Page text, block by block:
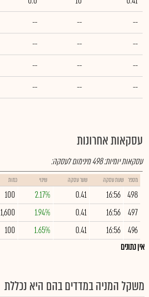
--
--
--
--
--
--
--
--
--
--
--
--
עסקאות אחרונות
עסקאות יומיות:498מינימום לעסקה:
מספר שעת עסקה שער עסקה שינוי כמות
498
16:56
0.41
2.17%
100
497
16:56
0.41
1.94%
1,600
496
16:56
0.41
1.65%
100
אין נתונים
משקל המניה במדדים בהם היא נכללת